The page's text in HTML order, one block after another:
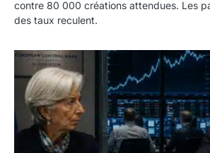
contre 80 000 créations attendues. Les
des taux reculent.
Yen : Washington a vendu des